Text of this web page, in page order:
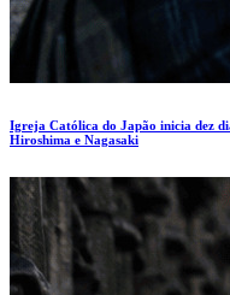
Igreja Católica do Japão inicia dez
Hiroshima e Nagasaki